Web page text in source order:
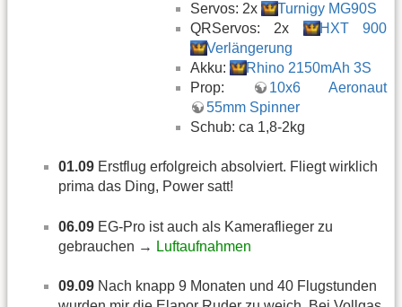
Servos: 2x
Turnigy MG90S
QRServos: 2x
HXT 900
Verlängerung
Akku:
Rhino 2150mAh 3S
Prop:
10x6 Aeronaut
55mm Spinner
Schub: ca 1,8-2kg
01.09 Erstflug erfolgreich absolviert. Fliegt wirklich
prima das Ding, Power satt!
06.09 EG-Pro ist auch als Kameraflieger zu
gebrauchen → Luftaufnahmen
09.09 Nach knapp 9 Monaten und 40 Flugstunden